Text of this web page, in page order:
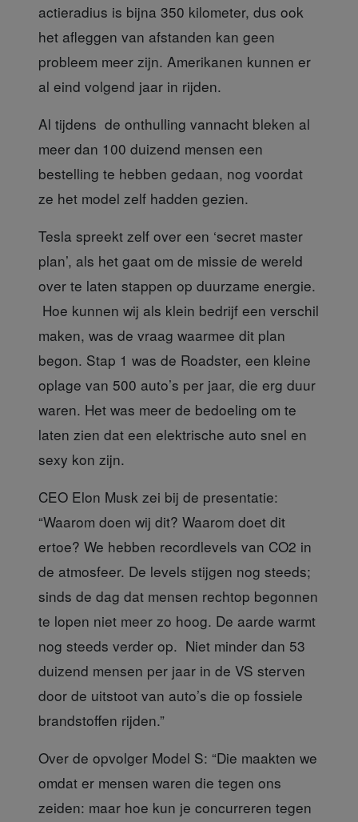
actieradius is bijna 350 kilometer, dus ook
het afleggen van afstanden kan geen
probleem meer zijn. Amerikanen kunnen er
al eind volgend jaar in rijden.
Al tijdens de onthulling vannacht bleken al
meer dan 100 duizend mensen een
bestelling te hebben gedaan, nog voordat
ze het model zelf hadden gezien.
Tesla spreekt zelf over een ‘secret master
plan’, als het gaat om de missie de wereld
over te laten stappen op duurzame energie.
Hoe kunnen wij als klein bedrijf een verschil
maken, was de vraag waarmee dit plan
begon. Stap 1 was de Roadster, een kleine
oplage van 500 auto’s per jaar, die erg duur
waren. Het was meer de bedoeling om te
laten zien dat een elektrische auto snel en
sexy kon zijn.
CEO Elon Musk zei bij de presentatie:
“Waarom doen wij dit? Waarom doet dit
ertoe? We hebben recordlevels van CO2 in
de atmosfeer. De levels stijgen nog steeds;
sinds de dag dat mensen rechtop begonnen
te lopen niet meer zo hoog. De aarde warmt
nog steeds verder op. Niet minder dan 53
duizend mensen per jaar in de VS sterven
door de uitstoot van auto’s die op fossiele
brandstoffen rijden.”
Over de opvolger Model S: “Die maakten we
omdat er mensen waren die tegen ons
zeiden: maar hoe kun je concurreren tegen